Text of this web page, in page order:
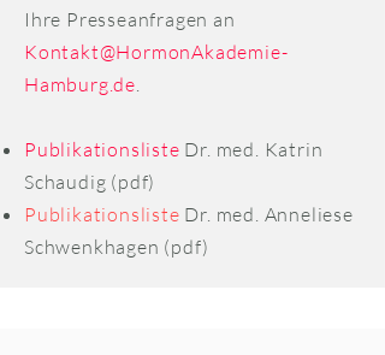
Ihre Presseanfragen an
Kontakt@HormonAkademie-
Hamburg.de.
Publikationsliste Dr. med. Katrin
Schaudig (pdf)
Publikationsliste Dr. med. Anneliese
Schwenkhagen (pdf)